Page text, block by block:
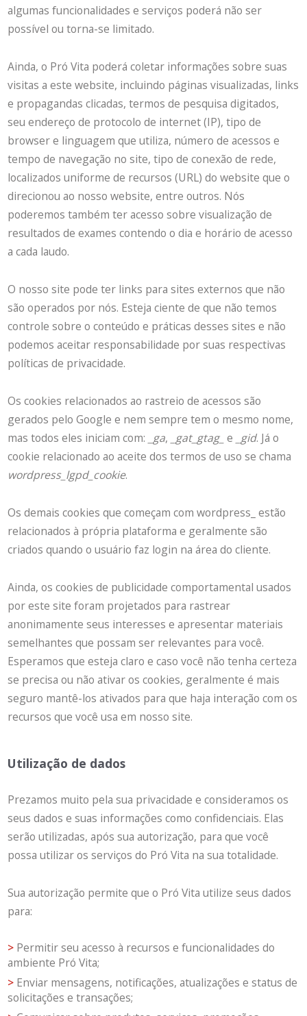
algumas funcionalidades e serviços poderá não ser
possível ou torna-se limitado.
Ainda, o Pró Vita poderá coletar informações sobre suas
visitas a este website, incluindo páginas visualizadas, links
e propagandas clicadas, termos de pesquisa digitados,
seu endereço de protocolo de internet (IP), tipo de
browser e linguagem que utiliza, número de acessos e
tempo de navegação no site, tipo de conexão de rede,
localizados uniforme de recursos (URL) do website que o
direcionou ao nosso website, entre outros. Nós
poderemos também ter acesso sobre visualização de
resultados de exames contendo o dia e horário de acesso
a cada laudo.
O nosso site pode ter links para sites externos que não
são operados por nós. Esteja ciente de que não temos
controle sobre o conteúdo e práticas desses sites e não
podemos aceitar responsabilidade por suas respectivas
políticas de privacidade.
Os cookies relacionados ao rastreio de acessos são
gerados pelo Google e nem sempre tem o mesmo nome,
mas todos eles iniciam com: _ga, _gat_gtag_ e _gid. Já o
cookie relacionado ao aceite dos termos de uso se chama
wordpress_lgpd_cookie.
Os demais cookies que começam com wordpress_ estão
relacionados à própria plataforma e geralmente são
criados quando o usuário faz login na área do cliente.
Ainda, os cookies de publicidade comportamental usados
por este site foram projetados para rastrear
anonimamente seus interesses e apresentar materiais
semelhantes que possam ser relevantes para você.
Esperamos que esteja claro e caso você não tenha certeza
se precisa ou não ativar os cookies, geralmente é mais
seguro mantê-los ativados para que haja interação com os
recursos que você usa em nosso site.
Utilização de dados
Prezamos muito pela sua privacidade e consideramos os
seus dados e suas informações como confidenciais. Elas
serão utilizadas, após sua autorização, para que você
possa utilizar os serviços do Pró Vita na sua totalidade.
Sua autorização permite que o Pró Vita utilize seus dados
para:
Permitir seu acesso à recursos e funcionalidades do
ambiente Pró Vita;
Enviar mensagens, notificações, atualizações e status de
solicitações e transações;